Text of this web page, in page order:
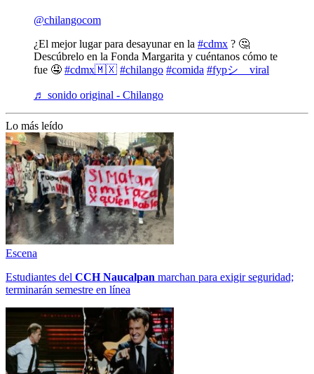
@chilangocom
¿El mejor lugar para desayunar en la #cdmx ? 🤔
Descúbrelo en la Fonda Margarita y cuéntanos cómo te
fue 🤤 #cdmx🇲🇽 #chilango #comida #fypシ゚viral
♬ sonido original - Chilango
Lo más leído
Escena
Estudiantes del CCH Naucalpan marchan para exigir seguridad;
terminarán semestre en línea